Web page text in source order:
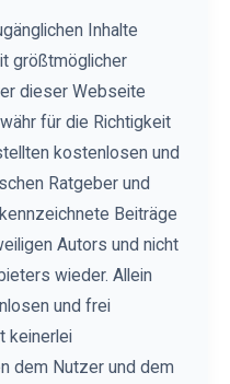
Inhalte
größtmöglicher
dieser Webseite
für die Richtigkeit
kostenlosen und
Ratgeber und
Beiträge
Autors und nicht
wieder. Allein
und frei
keinerlei
dem Nutzer und dem